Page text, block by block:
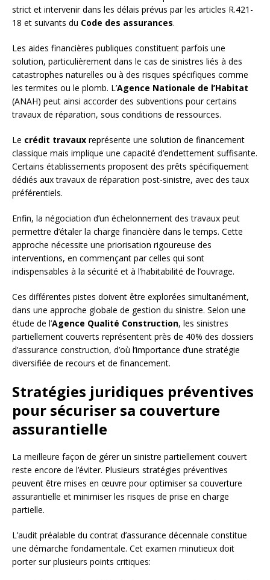
strict et intervenir dans les délais prévus par les articles R.421-
18 et suivants du Code des assurances.
Les aides financières publiques constituent parfois une
solution, particulièrement dans le cas de sinistres liés à des
catastrophes naturelles ou à des risques spécifiques comme
les termites ou le plomb. L’Agence Nationale de l’Habitat
(ANAH) peut ainsi accorder des subventions pour certains
travaux de réparation, sous conditions de ressources.
Le crédit travaux représente une solution de financement
classique mais implique une capacité d’endettement suffisante.
Certains établissements proposent des prêts spécifiquement
dédiés aux travaux de réparation post-sinistre, avec des taux
préférentiels.
Enfin, la négociation d’un échelonnement des travaux peut
permettre d’étaler la charge financière dans le temps. Cette
approche nécessite une priorisation rigoureuse des
interventions, en commençant par celles qui sont
indispensables à la sécurité et à l’habitabilité de l’ouvrage.
Ces différentes pistes doivent être explorées simultanément,
dans une approche globale de gestion du sinistre. Selon une
étude de l’Agence Qualité Construction, les sinistres
partiellement couverts représentent près de 40% des dossiers
d’assurance construction, d’où l’importance d’une stratégie
diversifiée de recours et de financement.
Stratégies juridiques préventives
pour sécuriser sa couverture
assurantielle
La meilleure façon de gérer un sinistre partiellement couvert
reste encore de l’éviter. Plusieurs stratégies préventives
peuvent être mises en œuvre pour optimiser sa couverture
assurantielle et minimiser les risques de prise en charge
partielle.
L’audit préalable du contrat d’assurance décennale constitue
une démarche fondamentale. Cet examen minutieux doit
porter sur plusieurs points critiques: